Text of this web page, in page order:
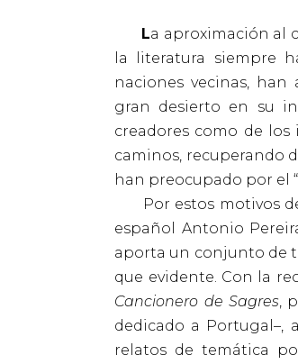
La aproximación al
la literatura siempre
naciones vecinas,
gran desierto en su
creadores como de
caminos, recuperando
han preocupado por el
Por estos motivos de
español Antonio
aporta un conjunto de
que evidente. Con la
Cancionero de Sagres ,
dedicado a Portugal–,
relatos de temática